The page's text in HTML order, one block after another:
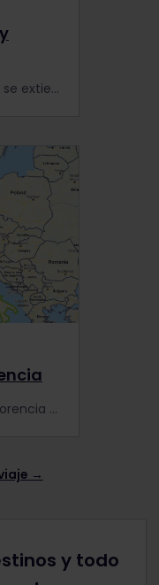
Con un clima cálido que se extiende hasta el otoño, Eslovenia y Croacia son destinos perfectos para la temporada baja.
Viaja de Ámsterdam a Florencia en tren y disfruta de algunas de las ciudades más emblemáticas de Europa por el camino.
→
y todo